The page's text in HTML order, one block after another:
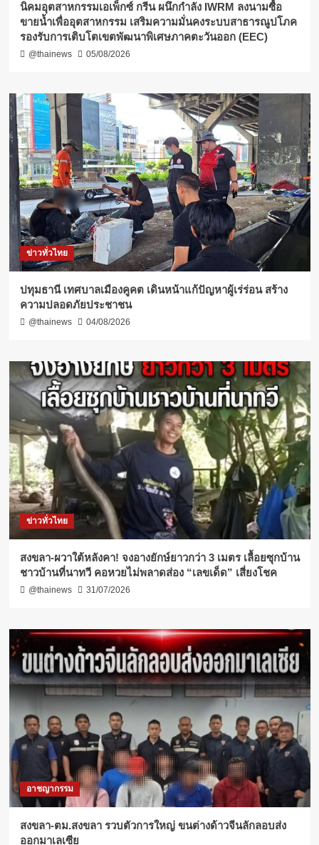
​นิคมอุตสาหกรรมเอเพ็กซ์ กรีน ผนึกกำลัง IWRM ลงนามซื้อ
ขายน้ำเพื่ออุตสาหกรรม เสริมความมั่นคงระบบสาธารณูปโภค
รองรับการเติบโตเขตพัฒนาพิเศษภาคตะวันออก (EEC)
@thainews 05/08/2026
ข่าวทั่วไทย
ปทุมธานี เทศบาลเมืองคูคต เดินหน้าแก้ปัญหาผู้เร่ร่อน สร้าง
ความปลอดภัยประชาชน
@thainews 04/08/2026
ข่าวทั่วไทย
สงขลา-ผวาใต้หลังคา! จงอางยักษ์ยาวกว่า 3 เมตร เลื้อยซุกบ้าน
ชาวบ้านที่นาทวี คอหวยไม่พลาดส่อง “เลขเด็ด” เสี่ยงโชค
@thainews 31/07/2026
อาชญากรรม
สงขลา-ตม.สงขลา รวบตัวการใหญ่ ขนต่างด้าวจีนลักลอบส่ง
ออกมาเลเซีย